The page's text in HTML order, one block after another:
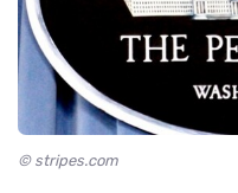
© stripes.com